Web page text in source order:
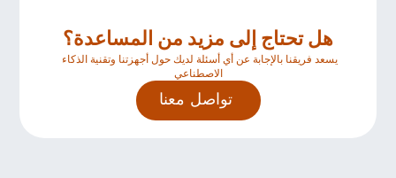
هل تحتاج إلى مزيد من المساعدة؟
الاصطناعي
تواصل معنا